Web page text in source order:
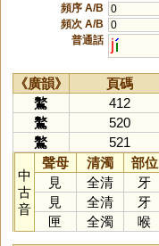
頻序 A/B
0
頻次 A/B
0
普通話
j
《廣韻》 頁碼
鸄
412
鸄
520
鸄
521
中
古
音
聲母 清濁 部位
見
全清 牙
見
全清 牙
匣
全濁 喉